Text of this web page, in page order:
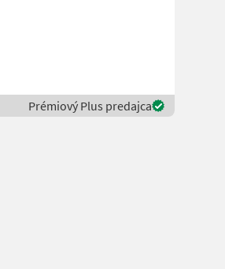
Prémiový Plus predajca